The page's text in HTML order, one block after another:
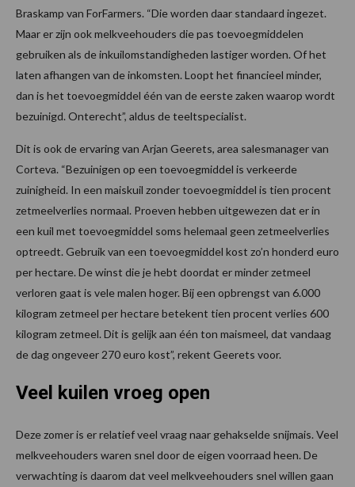
Braskamp van ForFarmers. “Die worden daar standaard ingezet.
Maar er zijn ook melkveehouders die pas toevoegmiddelen
gebruiken als de inkuilomstandigheden lastiger worden. Of het
laten afhangen van de inkomsten. Loopt het financieel minder,
dan is het toevoegmiddel één van de eerste zaken waarop wordt
bezuinigd. Onterecht”, aldus de teeltspecialist.
Dit is ook de ervaring van Arjan Geerets, area salesmanager van
Corteva. “Bezuinigen op een toevoegmiddel is verkeerde
zuinigheid. In een maiskuil zonder toevoegmiddel is tien procent
zetmeelverlies normaal. Proeven hebben uitgewezen dat er in
een kuil met toevoegmiddel soms helemaal geen zetmeelverlies
optreedt. Gebruik van een toevoegmiddel kost zo’n honderd euro
per hectare. De winst die je hebt doordat er minder zetmeel
verloren gaat is vele malen hoger. Bij een opbrengst van 6.000
kilogram zetmeel per hectare betekent tien procent verlies 600
kilogram zetmeel. Dit is gelijk aan één ton maismeel, dat vandaag
de dag ongeveer 270 euro kost”, rekent Geerets voor.
Veel kuilen vroeg open
Deze zomer is er relatief veel vraag naar gehakselde snijmais. Veel
melkveehouders waren snel door de eigen voorraad heen. De
verwachting is daarom dat veel melkveehouders snel willen gaan